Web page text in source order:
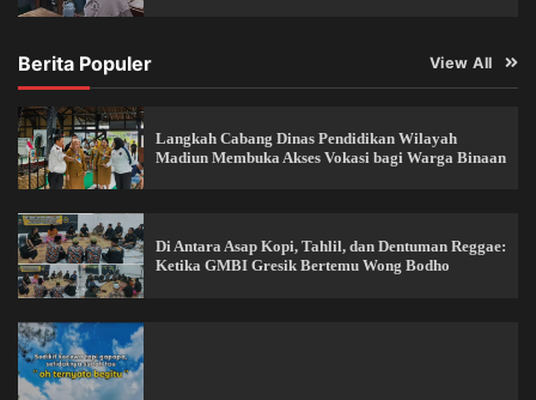
Berita Populer View All
Langkah Cabang Dinas Pendidikan Wilayah
Madiun Membuka Akses Vokasi bagi Warga Binaan
Di Antara Asap Kopi, Tahlil, dan Dentuman Reggae:
Ketika GMBI Gresik Bertemu Wong Bodho